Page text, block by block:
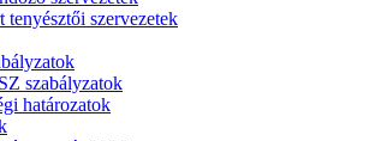
tenyésztői szervezetek
szabályzatok
határozatok